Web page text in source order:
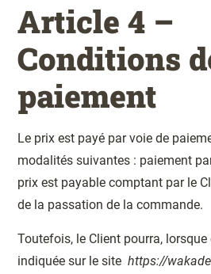
Article 4 –
Conditions
paiement
Le prix est payé par voie de
modalités suivantes : paiement
prix est payable comptant par le
de la passation de la commande.
Toutefois, le Client pourra,
indiquée sur le sitehttps://